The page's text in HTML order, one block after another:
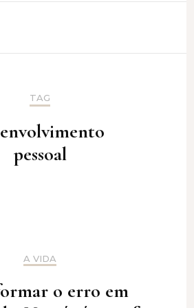
Amaro
TAG
pessoal
A VIDA
o erro em